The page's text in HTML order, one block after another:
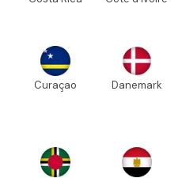
Curaçao Danemark